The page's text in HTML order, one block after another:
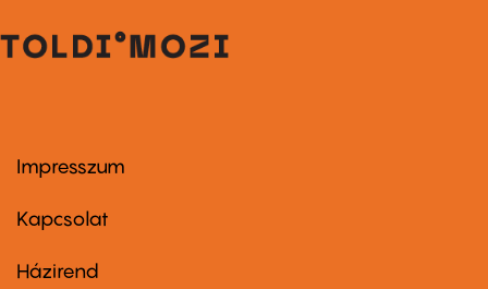
Footer
first
Impresszum
Kapcsolat
Footer
Házirend